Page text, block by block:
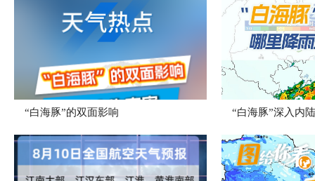
​“白海豚”的双面影响 “白海豚”深入内